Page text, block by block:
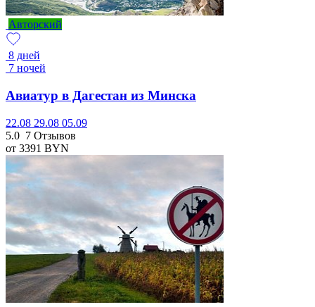
Авторский
8 дней
7 ночей
Авиатур в Дагестан из Минска
22.08 29.08 05.09
5.0 7 Отзывов
от 3391 BYN